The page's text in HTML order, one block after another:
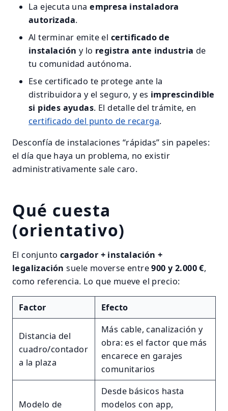
La ejecuta unaempresa instaladora
autorizada.
Al terminar emite el certificado de
instalación y lo registra ante industria de
tu comunidad autónoma.
Ese certificado te protege ante la
distribuidora y el seguro, y es imprescindible
si pides ayudas. El detalle del trámite, en
certificado del punto de recarga.
Desconfía de instalaciones “rápidas” sin papeles:
el día que haya un problema, no existir
administrativamente sale caro.
Qué cuesta
(orientativo)
El conjunto cargador + instalación +
legalización suele moverse entre900 y 2.000 €,
como referencia. Lo que mueve el precio:
Factor Efecto
Distancia del
cuadro/contador
a la plaza
Más cable, canalización y
obra: es el factor que más
encarece en garajes
comunitarios
Modelo de
Desde básicos hasta
modelos con app,